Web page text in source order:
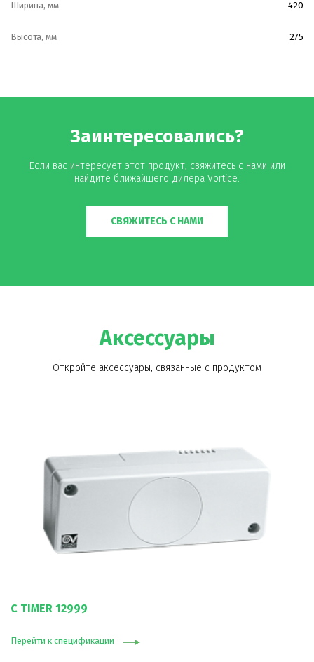
Ширина, мм 420
Высота, мм 275
Заинтересовались?
Если вас интересует этот продукт, свяжитесь с нами или
найдите ближайшего дилера Vortice.
СВЯЖИТЕСЬ С НАМИ
Аксессуары
Откройте аксессуары, связанные с продуктом
C TIMER 12999
Перейти к спецификации